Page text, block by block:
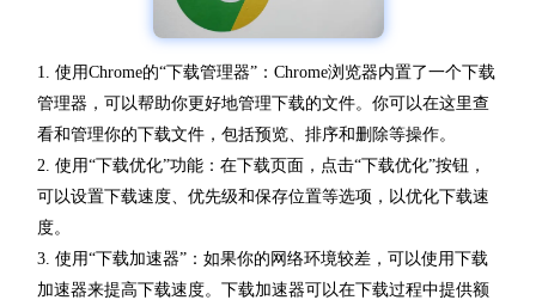
1. 使用Chrome的“下载管理器”：Chrome浏览器内置了一个下载
管理器，可以帮助你更好地管理下载的文件。你可以在这里查
看和管理你的下载文件，包括预览、排序和删除等操作。
2. 使用“下载优化”功能：在下载页面，点击“下载优化”按钮，
可以设置下载速度、优先级和保存位置等选项，以优化下载速
度。
3. 使用“下载加速器”：如果你的网络环境较差，可以使用下载
加速器来提高下载速度。下载加速器可以在下载过程中提供额